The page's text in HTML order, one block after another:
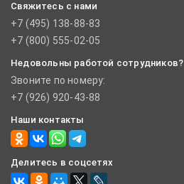
Свяжитесь с нами
+7 (495) 138-88-83
+7 (800) 555-02-05
Недовольны работой сотрудников?
Звоните по номеру:
+7 (926) 920-43-88
Наши контакты
Делитесь в соцсетях